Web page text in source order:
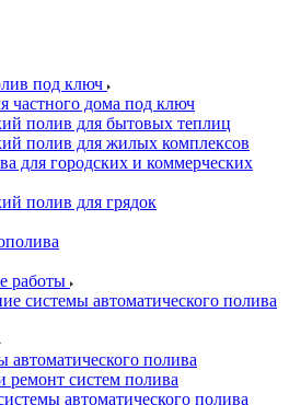
под ключ
частного дома под ключ
полив для бытовых теплиц
полив для жилых комплексов
для городских и коммерческих
полив для грядок
работы
системы автоматического полива
автоматического полива
ремонт систем полива
автоматического полива